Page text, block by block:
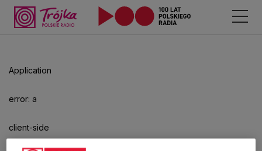
Application
error: a
client-side
aby
odtwarzać.